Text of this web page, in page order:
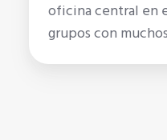
oficina central en
grupos con